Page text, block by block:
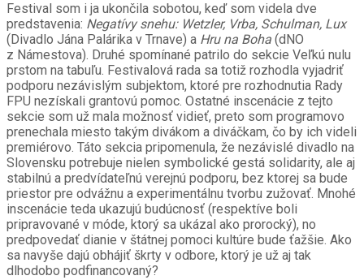
Festival som i ja ukončila sobotou, keď som videla dve
predstavenia: Negatívy snehu: Wetzler, Vrba, Schulman, Lux
(Divadlo Jána Palárika v Trnave) a Hru na Boha (dNO
z Námestova). Druhé spomínané patrilo do sekcie Veľkú nulu
prstom na tabuľu. Festivalová rada sa totiž rozhodla vyjadriť
podporu nezávislým subjektom, ktoré pre rozhodnutia Rady
FPU nezískali grantovú pomoc. Ostatné inscenácie z tejto
sekcie som už mala možnosť vidieť, preto som programovo
prenechala miesto takým divákom a diváčkam, čo by ich videli
premiérovo. Táto sekcia pripomenula, že nezávislé divadlo na
Slovensku potrebuje nielen symbolické gestá solidarity, ale aj
stabilnú a predvídateľnú verejnú podporu, bez ktorej sa bude
priestor pre odvážnu a experimentálnu tvorbu zužovať. Mnohé
inscenácie teda ukazujú budúcnosť (respektíve boli
pripravované v móde, ktorý sa ukázal ako prorocký), no
predpovedať dianie v štátnej pomoci kultúre bude ťažšie. Ako
sa navyše dajú obhájiť škrty v odbore, ktorý je už aj tak
dlhodobo podfinancovaný?